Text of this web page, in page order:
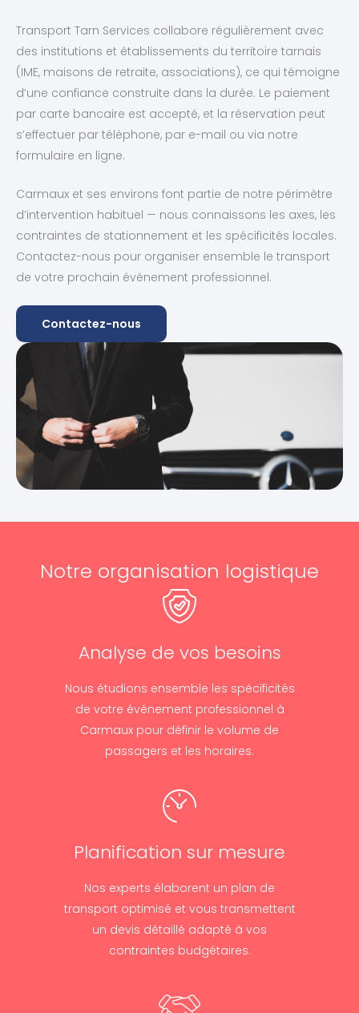
Transport Tarn Services collabore régulièrement avec
des institutions et établissements du territoire tarnais
(IME, maisons de retraite, associations), ce qui témoigne
d’une confiance construite dans la durée. Le paiement
par carte bancaire est accepté, et la réservation peut
s’effectuer par téléphone, par e-mail ou via notre
formulaire en ligne.
Carmaux et ses environs font partie de notre périmètre
d’intervention habituel — nous connaissons les axes, les
contraintes de stationnement et les spécificités locales.
Contactez-nous pour organiser ensemble le transport
de votre prochain événement professionnel.
Contactez-nous
Notre organisation logistique
Analyse de vos besoins
Nous étudions ensemble les spécificités
de votre événement professionnel à
Carmaux pour définir le volume de
passagers et les horaires.
Planification sur mesure
Nos experts élaborent un plan de
transport optimisé et vous transmettent
un devis détaillé adapté à vos
contraintes budgétaires.